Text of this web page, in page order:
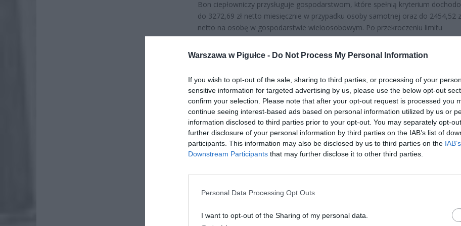
Warszawa w Pigułce - Do Not Process My Personal Information
If you wish to opt-out of the sale, sharing to third parties, or processing of your
sensitive information for targeted advertising by us, please use the below opt-out
confirm your selection. Please note that after your opt-out request is processed you
continue seeing interest-based ads based on personal information utilized by us or
information disclosed to third parties prior to your opt-out. You may separately opt-
further disclosure of your personal information by third parties on the IAB’s list of
participants. This information may also be disclosed by us to third parties on the
Downstream Participants that may further disclose it to other third parties.
Personal Data Processing Opt Outs
I want to opt-out of the Sharing of my personal data.
Bon ciepłowniczy przysługuje gospodarstwom, które spełnią kryterium
do 3272,69 zł netto miesięcznie w przypadku osoby samotnej oraz do 2454,52
netto na osobę w gospodarstwie wieloosobowym. Po przekroczeniu limitu
obowiązuje zasada „złotówka za złotówkę”, a minimalna wypłata wynosi 20 zł.
ad